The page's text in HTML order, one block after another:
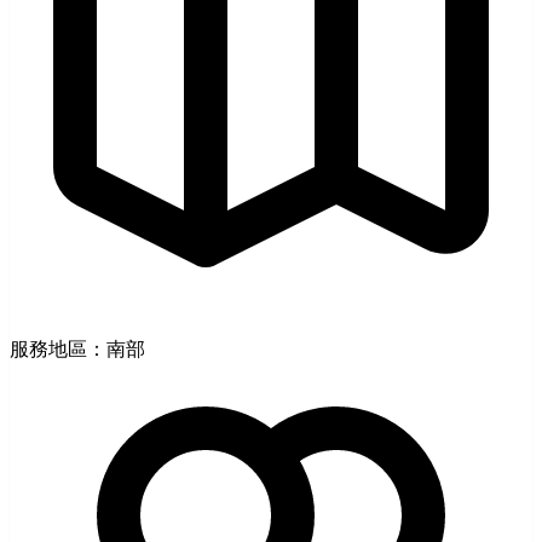
服務地區：南部